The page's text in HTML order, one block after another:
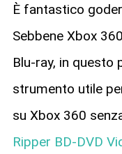
È fantastico
Sebbene Xbox
Blu-ray, in
strumento utile
su Xbox 360
Ripper BD-DVD